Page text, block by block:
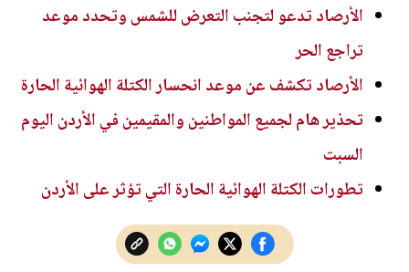
الأرصاد تدعو لتجنب التعرض للشمس وتحدد موعد
تراجع الحر
الأرصاد تكشف عن موعد انحسار الكتلة الهوائية الحارة
تحذير هام لجميع المواطنين والمقيمين في الأردن اليوم
السبت
تطورات الكتلة الهوائية الحارة التي تؤثر على الأردن